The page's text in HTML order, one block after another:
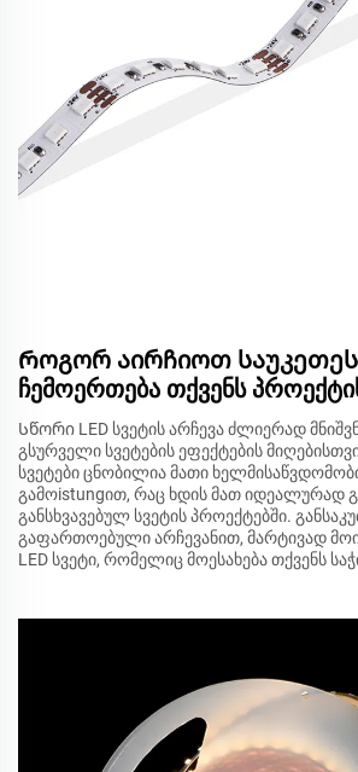
Როგორ აირჩიოთ საუკეთესო
ჩემოერთება თქვენს
Სწორი LED სვეტის არჩევა ძლიერად
გსურველი სვეტების ეფექტების
სვეტები ცნობილია მათი
გამოistungით, რაც ხდის მათ იდეალურად
განსხვავებულ სვეტის პროექტებში.
გაფართოებული არჩევანით, მარტივად
LED სვეტი, რომელიც მოესახება თქვენს